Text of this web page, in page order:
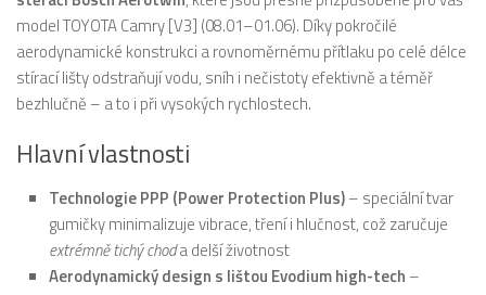
model TOYOTA Camry [V3] (08.01–01.06). Díky pokročilé
aerodynamické konstrukci a rovnoměrnému přítlaku po celé délce
stírací lišty odstraňují vodu, sníh i nečistoty efektivně a téměř
bezhlučně – a to i při vysokých rychlostech.
Hlavní vlastnosti
Technologie PPP (Power Protection Plus)– speciální tvar
gumičky minimalizuje vibrace, tření i hlučnost, což zaručuje
extrémně tichý choda delší životnost
Aerodynamický design s lištou Evodium high-tech –